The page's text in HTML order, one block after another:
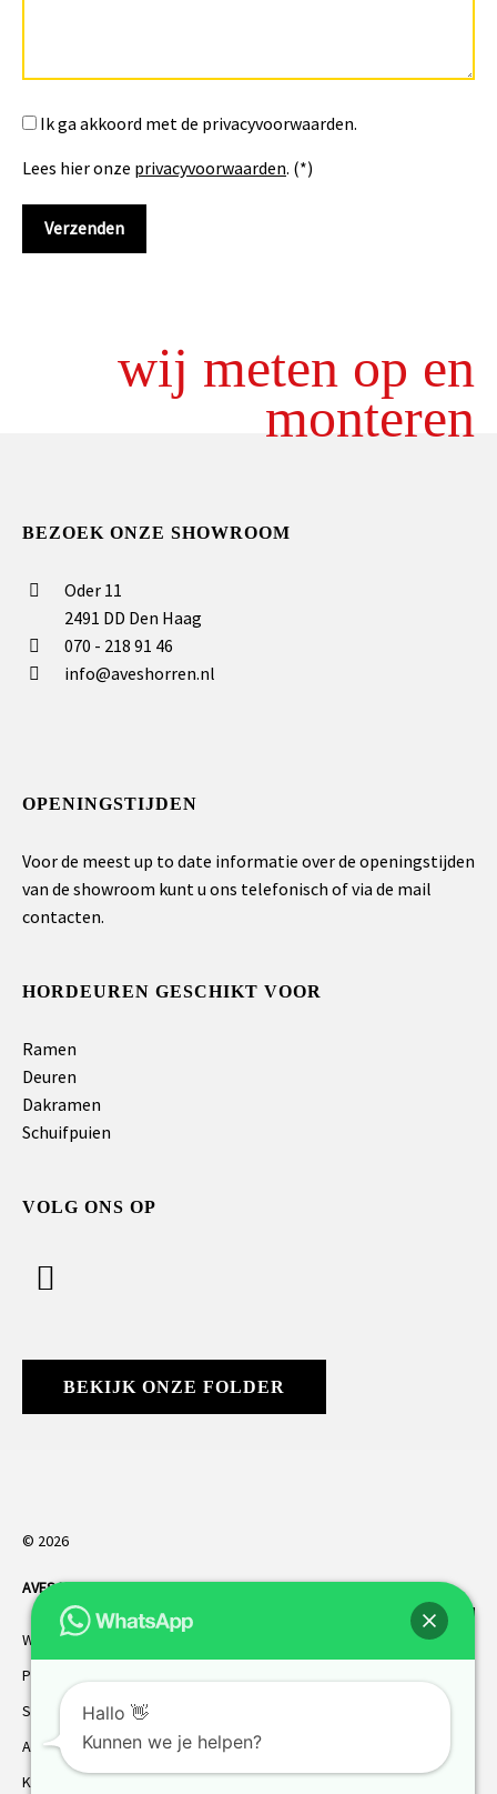
Ik ga akkoord met de privacyvoorwaarden.
Lees hier onze privacyvoorwaarden. (*)
wij meten op en
monteren
BEZOEK ONZE SHOWROOM
Oder 11
2491 DD Den Haag
070 - 218 91 46
info@aveshorren.nl
OPENINGSTIJDEN
Voor de meest up to date informatie over de openingstijden
van de showroom kunt u ons telefonisch of via de mail
contacten.
HORDEUREN GESCHIKT VOOR
Ramen
Deuren
Dakramen
Schuifpuien
VOLG ONS OP
BEKIJK ONZE FOLDER
© 2026
AVES HORREN. Alle rechten voorbehouden.
Webdesign Vanoo Media
Privacybeleid
Sitemap
AVES garantie
Klantenservice
Hallo 👋
Kunnen we je helpen?